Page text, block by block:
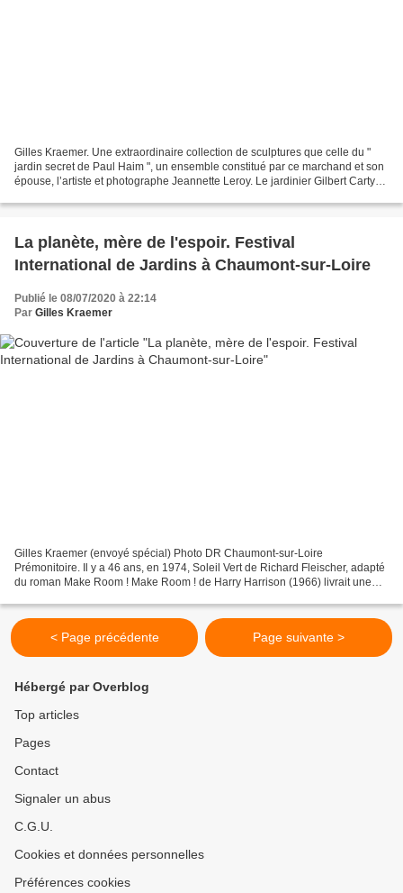
Gilles Kraemer. Une extraordinaire collection de sculptures que celle du "
jardin secret de Paul Haim ", un ensemble constitué par ce marchand et son
épouse, l’artiste et photographe Jeannette Leroy. Le jardinier Gilbert Carty
La planète, mère de l'espoir. Festival
International de Jardins à Chaumont-sur-Loire
Publié le 08/07/2020 à 22:14
Par Gilles Kraemer
Gilles Kraemer (envoyé spécial) Photo DR Chaumont-sur-Loire
Prémonitoire. Il y a 46 ans, en 1974, Soleil Vert de Richard Fleischer, adapté
du roman Make Room ! Make Room ! de Harry Harrison (1966) livrait une
< Page précédente Page suivante >
Hébergé par Overblog
Top articles
Pages
Contact
Signaler un abus
C.G.U.
Cookies et données personnelles
Préférences cookies